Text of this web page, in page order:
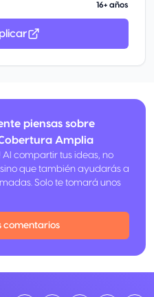
16+ años
piensas sobre
Amplia
Al compartir tus ideas, no
que también ayudarás a
Solo te tomará unos
comentarios